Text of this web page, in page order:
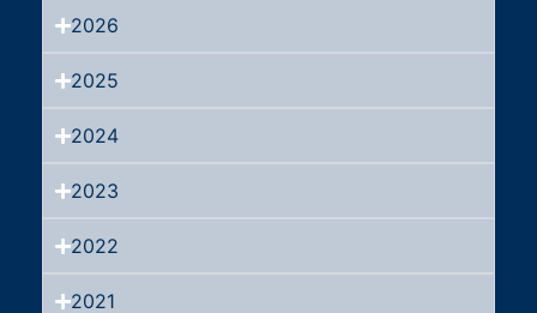
2026
2025
2024
2023
2022
2021